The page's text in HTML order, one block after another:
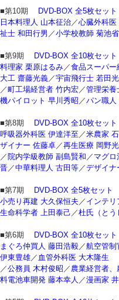
■第10期
DVD-BOX 全5枚セット
日本料理人 山本征治 ／心臓外科医
祉士 和田行男 ／小学校教師 菊池
■第9期
DVD-BOX 全10枚セット
料理家 栗原はるみ ／食品スーパ
大工 齋藤光義 ／宇宙飛行士 若田
／町工場経営者 竹内宏 ／管理栄養
機パイロット 早川秀昭 ／パン職
■第8期
DVD-BOX 全10枚セット
呼吸器外科医 伊達洋至 ／米農家
ザイナー 佐藤卓 ／再生医療 岡野
／院内学級教師 副島賢和 ／ マグロ
晋 ／中華料理人 古田等 ／デザイナ
■第7期
DVD-BOX 全5枚セット
小売り再建 大久保恒夫 ／ インテリ
生命科学者 上田泰己 ／杜氏（とう
■第6期
DVD-BOX 全10枚セット
まぐろ仲買人 藤田浩毅 ／航空管制
伊東豊雄 ／ 血管外科医 大木隆生
／公務員 木村俊昭 ／ 農業経営者
料電池車開発 藤本幸人 ／漫画家